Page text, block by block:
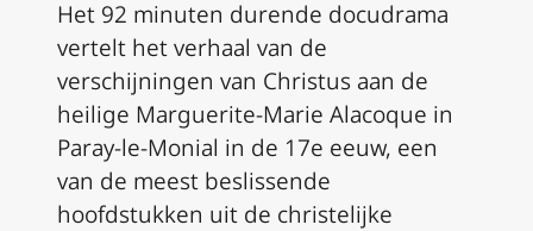
Het 92 minuten durende docudrama
vertelt het verhaal van de
verschijningen van Christus aan de
heilige Marguerite-Marie Alacoque in
Paray-le-Monial in de 17e eeuw, een
van de meest beslissende
hoofdstukken uit de christelijke